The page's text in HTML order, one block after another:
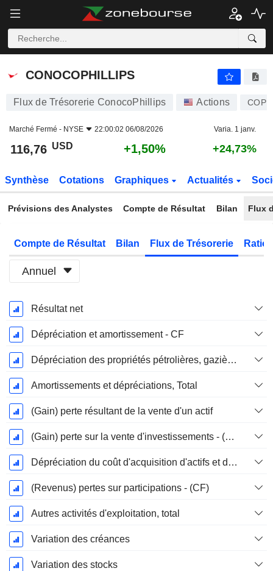
CONOCOPHILLIPS
CONOCOPHILLIPS
Flux de Trésorerie ConocoPhillips Actions COP
Marché Fermé - NYSE 22:00:02 06/08/2026 Varia. 1 janv.
116,76 USD +1,50% +24,73%
Synthèse Cotations Graphiques Actualités
Prévisions des Analystes Compte de Résultat Bilan Flux
Compte de Résultat Bilan Flux de Trésorerie
Annuel
Période
Fiscale:
Décembre
Résultat net
Dépréciation et amortissement - CF
Dépréciation des propriétés pétrolières, gazières et minérales - (CF)
Amortissements et dépréciations, Total
(Gain) perte résultant de la vente d'un actif
(Gain) perte sur la vente d'investissements - (CF)
Dépréciation du coût d'acquisition d'actifs et dépenses de restructuration
(Revenus) pertes sur participations - (CF)
Autres activités d'exploitation, total
Variation des créances
Variation des stocks